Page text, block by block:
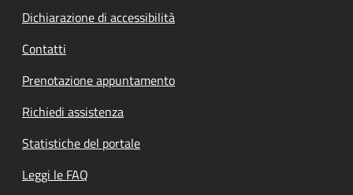
Dichiarazione di accessibilità
Contatti
Prenotazione appuntamento
Richiedi assistenza
Statistiche del portale
Leggi le FAQ